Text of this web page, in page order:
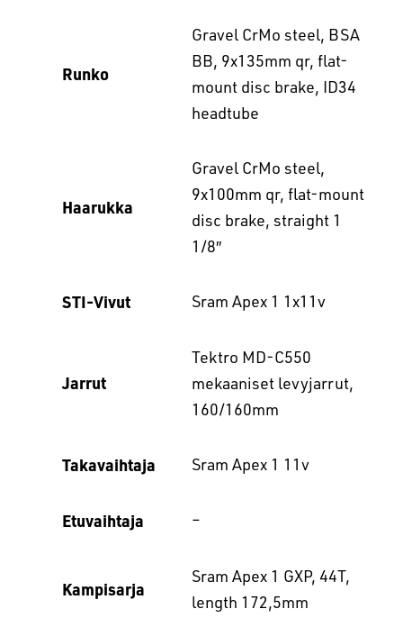
Runko
Gravel CrMo steel, BSA
BB, 9x135mm qr, flat-
mount disc brake, ID34
headtube
Haarukka
Gravel CrMo steel,
9x100mm qr, flat-mount
disc brake, straight 1
1/8″
STI-Vivut Sram Apex 1 1x11v
Jarrut
Tektro MD-C550
mekaaniset levyjarrut,
160/160mm
Takavaihtaja Sram Apex 1 11v
Etuvaihtaja –
Kampisarja
Sram Apex 1 GXP, 44T,
length 172,5mm